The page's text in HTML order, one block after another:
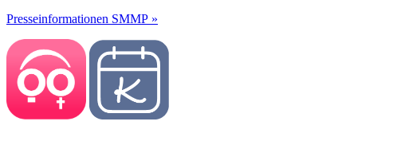
Presseinformationen SMMP »